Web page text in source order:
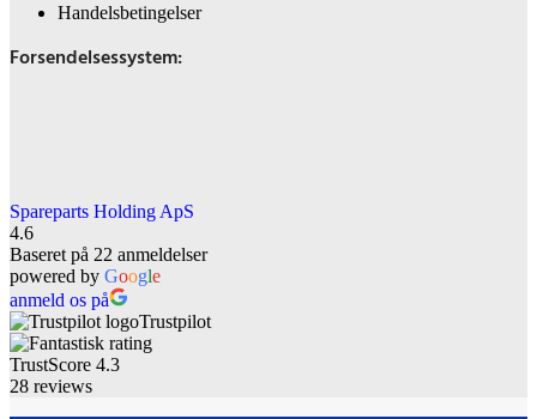
Handelsbetingelser
Forsendelsessystem:
Spareparts Holding ApS
4.6
Baseret på 22 anmeldelser
powered by Google
anmeld os på
Trustpilot
TrustScore 4.3
28 reviews